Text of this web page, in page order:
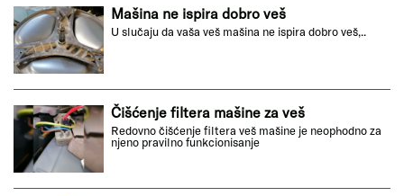
Mašina ne ispira dobro veš
U slučaju da vaša veš mašina ne ispira dobro veš,..
Čišćenje filtera mašine za veš
Redovno čišćenje filtera veš mašine je neophodno za
njeno pravilno funkcionisanje